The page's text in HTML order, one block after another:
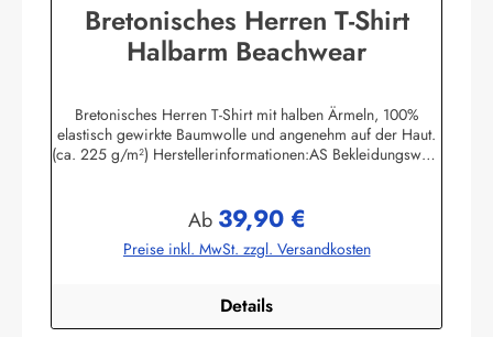
Bretonisches Herren T-Shirt
Halbarm Beachwear
Bretonisches Herren T-Shirt mit halben Ärmeln, 100%
elastisch gewirkte Baumwolle und angenehm auf der Haut.
(ca. 225 g/m²) Herstellerinformationen:AS Bekleidungswerk
Regulärer Preis:
Ab 39,90 €
Preise inkl. MwSt. zzgl. Versandkosten
Details